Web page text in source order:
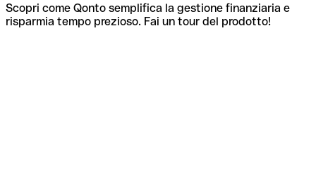
Scopri come Qonto semplifica la gestione finanziaria e
risparmia tempo prezioso. Fai un tour del prodotto!